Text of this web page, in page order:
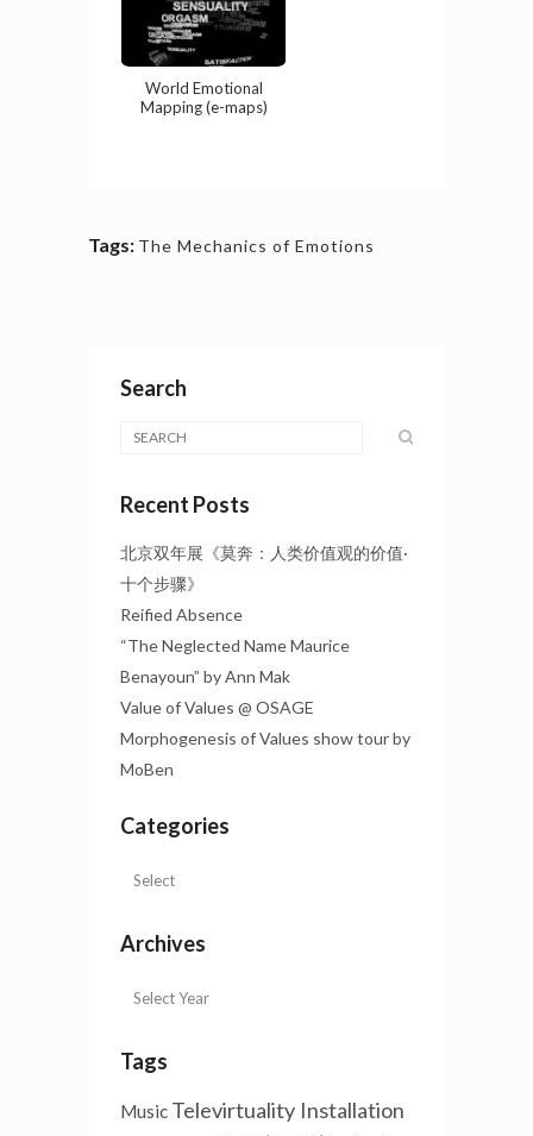
World Emotional
Mapping (e-maps)
Tags: The Mechanics of Emotions
Search
Recent Posts
北京双年展《莫奔：人类价值观的价值·
十个步骤》
Reified Absence
“The Neglected Name Maurice
Benayoun” by Ann Mak
Value of Values @ OSAGE
Morphogenesis of Values show tour by
MoBen
Categories
Archives
Tags
Music Televirtuality Installation